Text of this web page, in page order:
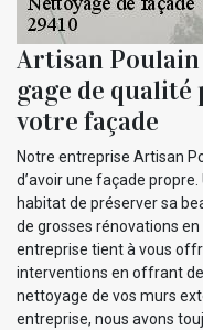
Artisan Poulain
gage de
votre façade
Notre entreprise Artisan
d’avoir une façade
habitat de préserver sa
de grosses rénovations
entreprise tient à vous
interventions en offrant
nettoyage de vos murs
entreprise, nous avons